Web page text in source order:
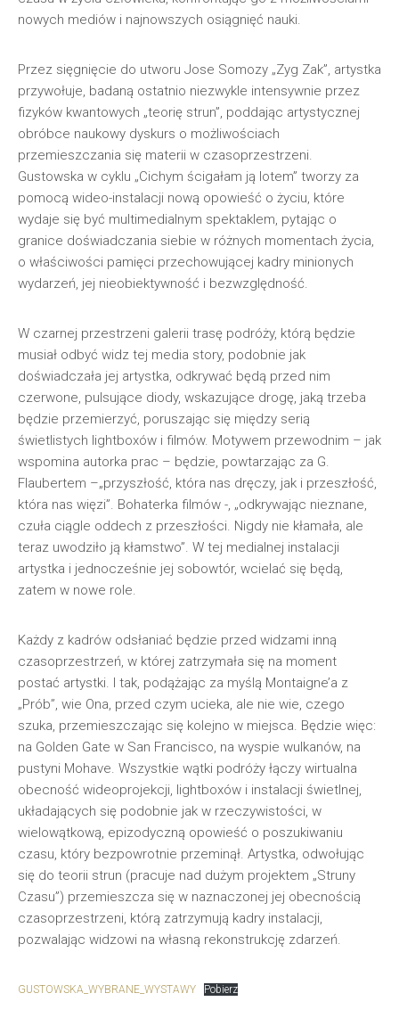
nowych mediów i najnowszych osiągnięć nauki.
Przez sięgnięcie do utworu Jose Somozy „Zyg Zak”, artystka
przywołuje, badaną ostatnio niezwykle intensywnie przez
fizyków kwantowych „teorię strun”, poddając artystycznej
obróbce naukowy dyskurs o możliwościach
przemieszczania się materii w czasoprzestrzeni.
Gustowska w cyklu „Cichym ścigałam ją lotem” tworzy za
pomocą wideo-instalacji nową opowieść o życiu, które
wydaje się być multimedialnym spektaklem, pytając o
granice doświadczania siebie w różnych momentach życia,
o właściwości pamięci przechowującej kadry minionych
wydarzeń, jej nieobiektywność i bezwzględność.
W czarnej przestrzeni galerii trasę podróży, którą będzie
musiał odbyć widz tej media story, podobnie jak
doświadczała jej artystka, odkrywać będą przed nim
czerwone, pulsujące diody, wskazujące drogę, jaką trzeba
będzie przemierzyć, poruszając się między serią
świetlistych lightboxów i filmów. Motywem przewodnim – jak
wspomina autorka prac – będzie, powtarzając za G.
Flaubertem –„przyszłość, która nas dręczy, jak i przeszłość,
która nas więzi”. Bohaterka filmów -, „odkrywając nieznane,
czuła ciągle oddech z przeszłości. Nigdy nie kłamała, ale
teraz uwodziło ją kłamstwo”. W tej medialnej instalacji
artystka i jednocześnie jej sobowtór, wcielać się będą,
zatem w nowe role.
Każdy z kadrów odsłaniać będzie przed widzami inną
czasoprzestrzeń, w której zatrzymała się na moment
postać artystki. I tak, podążając za myślą Montaigne’a z
„Prób”, wie Ona, przed czym ucieka, ale nie wie, czego
szuka, przemieszczając się kolejno w miejsca. Będzie więc:
na Golden Gate w San Francisco, na wyspie wulkanów, na
pustyni Mohave. Wszystkie wątki podróży łączy wirtualna
obecność wideoprojekcji, lightboxów i instalacji świetlnej,
układających się podobnie jak w rzeczywistości, w
wielowątkową, epizodyczną opowieść o poszukiwaniu
czasu, który bezpowrotnie przeminął. Artystka, odwołując
się do teorii strun (pracuje nad dużym projektem „Struny
Czasu”) przemieszcza się w naznaczonej jej obecnością
czasoprzestrzeni, którą zatrzymują kadry instalacji,
pozwalając widzowi na własną rekonstrukcję zdarzeń.
GUSTOWSKA_WYBRANE_WYSTAWY Pobierz